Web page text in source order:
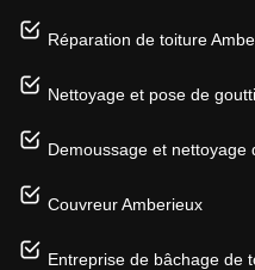
Réparation de toiture
Nettoyage et pose de
Demoussage et nettoyage
Couvreur Amberieux
Entreprise de bâchage de